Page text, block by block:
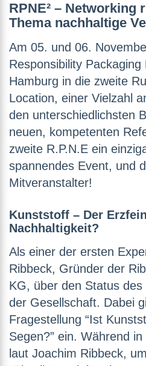
RPNE² – Networking
Thema nachhaltige
Am 05. und 06.
Responsibility
Hamburg in die zweite
Location, einer Vielzahl
den unterschiedlichsten
neuen, kompetenten
zweite R.P.N.E ein
spannendes Event, und
Mitveranstalter!
Kunststoff – Der
Nachhaltigkeit?
Als einer der ersten
Ribbeck, Gründer der
KG, über den Status
der Gesellschaft. Dabei
Fragestellung “Ist
Segen?” ein. Während
laut Joachim Ribbeck,